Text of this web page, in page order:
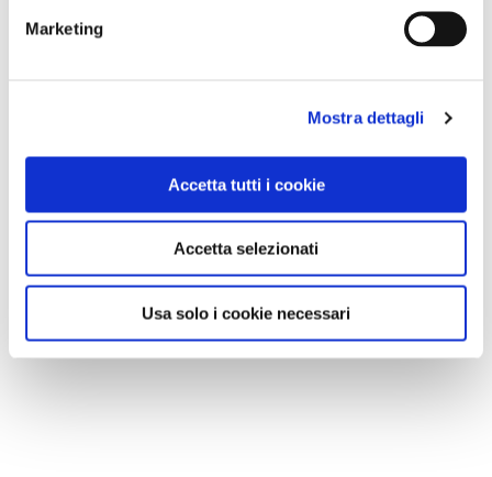
Marketing
Mostra dettagli
Accetta tutti i cookie
Accetta selezionati
Usa solo i cookie necessari